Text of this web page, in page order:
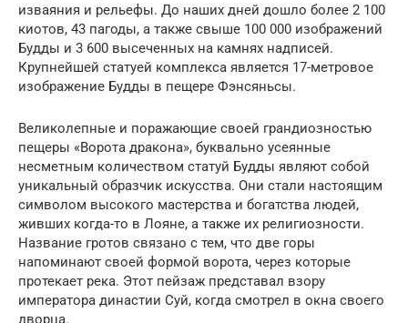
изваяния и рельефы. До наших дней дошло более 2 100
киотов, 43 пагоды, а также свыше 100 000 изображений
Будды и 3 600 высеченных на камнях надписей.
Крупнейшей статуей комплекса является 17-метровое
изображение Будды в пещере Фэнсяньсы.
Великолепные и поражающие своей грандиозностью
пещеры «Ворота дракона», буквально усеянные
несметным количеством статуй Будды являют собой
уникальный образчик искусства. Они стали настоящим
символом высокого мастерства и богатства людей,
живших когда-то в Лояне, а также их религиозности.
Название гротов связано с тем, что две горы
напоминают своей формой ворота, через которые
протекает река. Этот пейзаж представал взору
императора династии Суй, когда смотрел в окна своего
дворца.